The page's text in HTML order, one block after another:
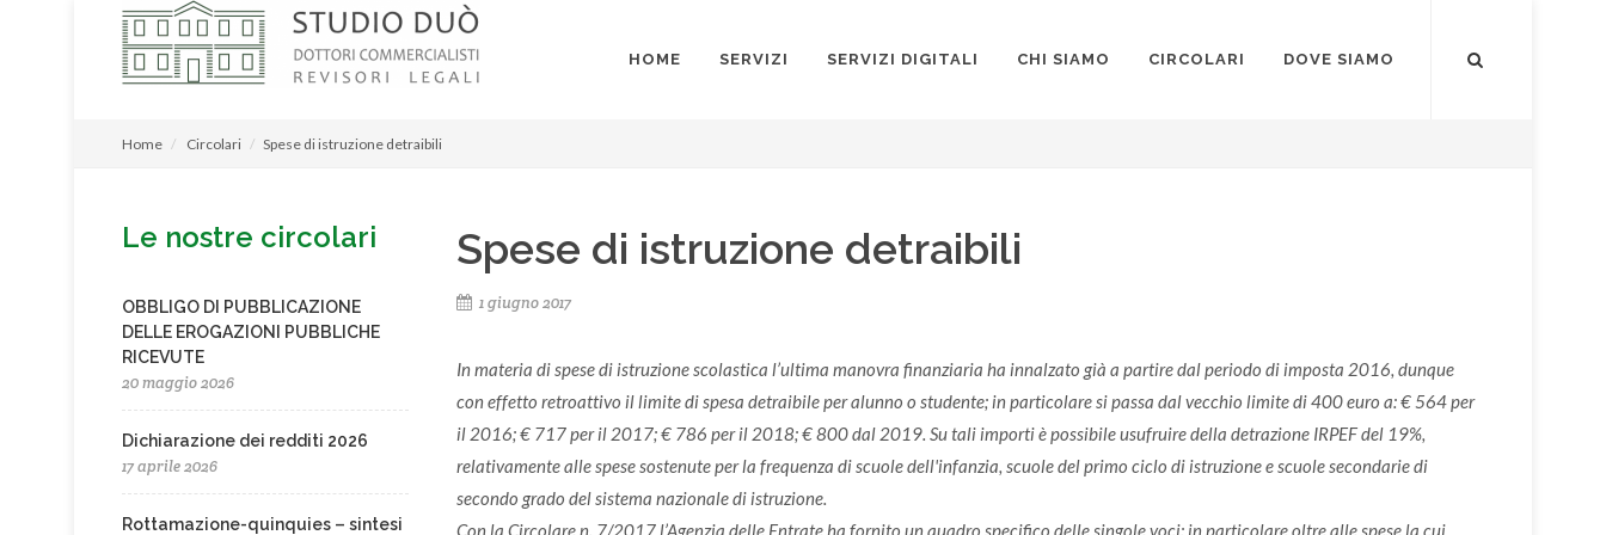
HOME SERVIZI SERVIZI DIGITALI CHI SIAMO CIRCOLARI DOVE SIAMO
Home Circolari Spese di istruzione detraibili
Spese di istruzione detraibili
1 giugno 2017
In materia di spese di istruzione scolastica l’ultima manovra finanziaria ha innalzato già a partire dal periodo di imposta 2016, dunque
con effetto retroattivo il limite di spesa detraibile per alunno o studente; in particolare si passa dal vecchio limite di 400 euro a: € 564 per
il 2016; € 717 per il 2017; € 786 per il 2018; € 800 dal 2019. Su tali importi è possibile usufruire della detrazione IRPEF del 19%,
relativamente alle spese sostenute per la frequenza di scuole dell'infanzia, scuole del primo ciclo di istruzione e scuole secondarie di
secondo grado del sistema nazionale di istruzione.
Con la Circolare n. 7/2017 l’Agenzia delle Entrate ha fornito un quadro specifico delle singole voci; in particolare oltre alle spese la cui
Le nostre circolari
OBBLIGO DI PUBBLICAZIONE
DELLE EROGAZIONI PUBBLICHE
RICEVUTE
20 maggio 2026
Dichiarazione dei redditi 2026
17 aprile 2026
Rottamazione-quinquies – sintesi